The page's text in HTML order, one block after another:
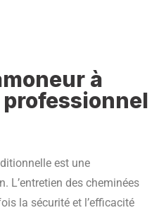
à
est une
L’entretien des cheminées
la sécurité et l’efficacité